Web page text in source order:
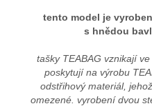
tento model je
s hnědou
tašky TEABAG vznikají
poskytují na výrobu
odstřihový materiál,
omezené. vyrobení dvou